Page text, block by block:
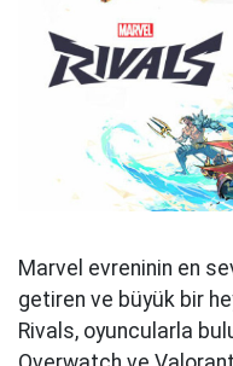
Marvel evreninin en
getiren ve büyük bir
Rivals, oyuncularla